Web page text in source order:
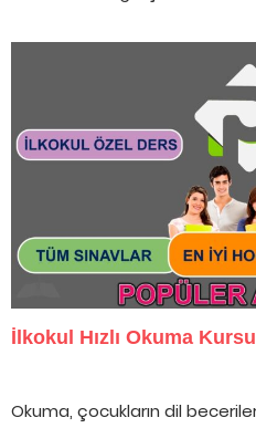
İlkokul Hızlı Okuma
Okuma, çocukların dil